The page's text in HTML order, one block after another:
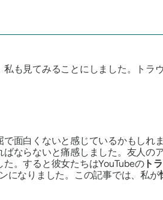
も見てみることにしました。トラ
面白くないと感じているかもしれ
ならないと痛感しました。友人の
。すると彼女たちはYouTubeのト
になりました。この記事では、私が